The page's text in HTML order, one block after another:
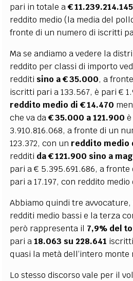
pari in totale a€11.239.214.145
reddito medio (la media del
fronte di un numero di iscritti
Ma se andiamo a vedere la
reddito per classi di importo
redditi sino a € 35.000, a
iscritti pari a 133.567, è pari €
reddito medio di € 14.470
che va da€ 35.000 a 121.900
3.910.816.068, a fronte di un
123.372, con un reddito medio
redditi da € 121.900 sino a
pari a € 5.395.691.686, a
pari a 17.197, con reddito
Abbiamo quindi tre
redditi medio bassi e la terza
però rappresenta il 7,9% del
pari a18.063 su 228.641
quasi la metà dell’intero monte
Lo stesso discorso vale per il